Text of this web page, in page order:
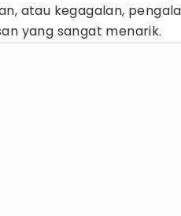
atau kegagalan,
yang sangat menarik.